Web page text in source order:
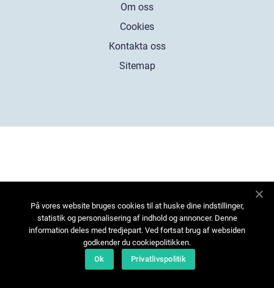
Om oss
Cookies
Kontakta oss
Sitemap
På vores website bruges cookies til at huske dine indstillinger,
statistik og personalisering af indhold og annoncer. Denne
information deles med tredjepart. Ved fortsat brug af websiden
godkender du cookiepolitikken.
Ok
Privatlivspolitik